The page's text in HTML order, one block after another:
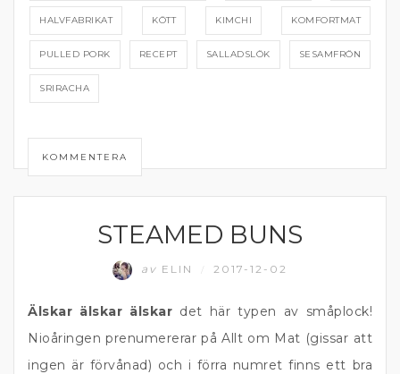
HALVFABRIKAT KÖTT KIMCHI KOMFORTMAT
PULLED PORK RECEPT SALLADSLÖK SESAMFRÖN
SRIRACHA
KOMMENTERA
KOMFORTMATSTEAMED BUNS
av ELIN 2017-12-02
Älskar älskar älskar det här typen av småplock!
Nioåringen prenumererar på Allt om Mat (gissar att
ingen är förvånad) och i förra numret finns ett bra